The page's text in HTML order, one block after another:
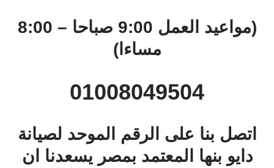
(مواعيد العمل 9:00 صباحا – 8:00
مساءا)
01008049504
اتصل بنا على الرقم الموحد لصيانة
دايو بنها المعتمد بمصر يسعدنا ان